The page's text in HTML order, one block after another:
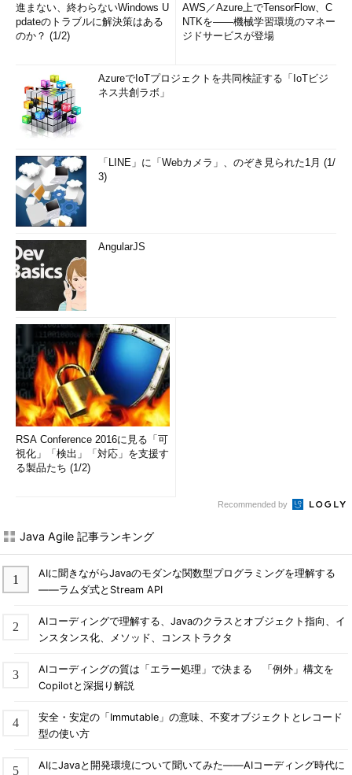
進まない、終わらないWindows U
pdateのトラブルに解決策はある
のか？ (1/2)
AWS／Azure上でTensorFlow、C
NTKを――機械学習環境のマネー
ジドサービスが登場
AzureでIoTプロジェクトを共同検証する「IoTビジ
ネス共創ラボ」
「LINE」に「Webカメラ」、のぞき見られた1月 (1/
3)
AngularJS
RSA Conference 2016に見る「可
視化」「検出」「対応」を支援す
る製品たち (1/2)
Recommended by
Java Agile 記事ランキング
AIに聞きながらJavaのモダンな関数型プログラミングを理解する
――ラムダ式とStream API
AIコーディングで理解する、Javaのクラスとオブジェクト指向、イ
ンスタンス化、メソッド、コンストラクタ
AIコーディングの質は「エラー処理」で決まる 「例外」構文を
Copilotと深掘り解説
安全・安定の「Immutable」の意味、不変オブジェクトとレコード
型の使い方
AIにJavaと開発環境について聞いてみた――AIコーディング時代に